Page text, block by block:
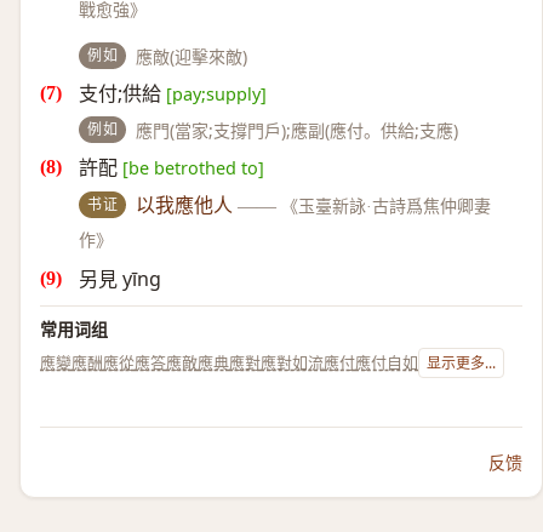
戰愈強》
例如 應敵(迎擊來敵)
支付;供給 [pay;supply]
例如 應門(當家;支撐門戶);應副(應付。供給;支應)
許配 [be betrothed to]
书证 以我應他人 ——
《玉臺新詠·古詩爲焦仲卿妻
作》
另見 yīng
常用词组
應變應酬應從應答應敵應典應對應對如流應付應付自如 显示更多...
反馈